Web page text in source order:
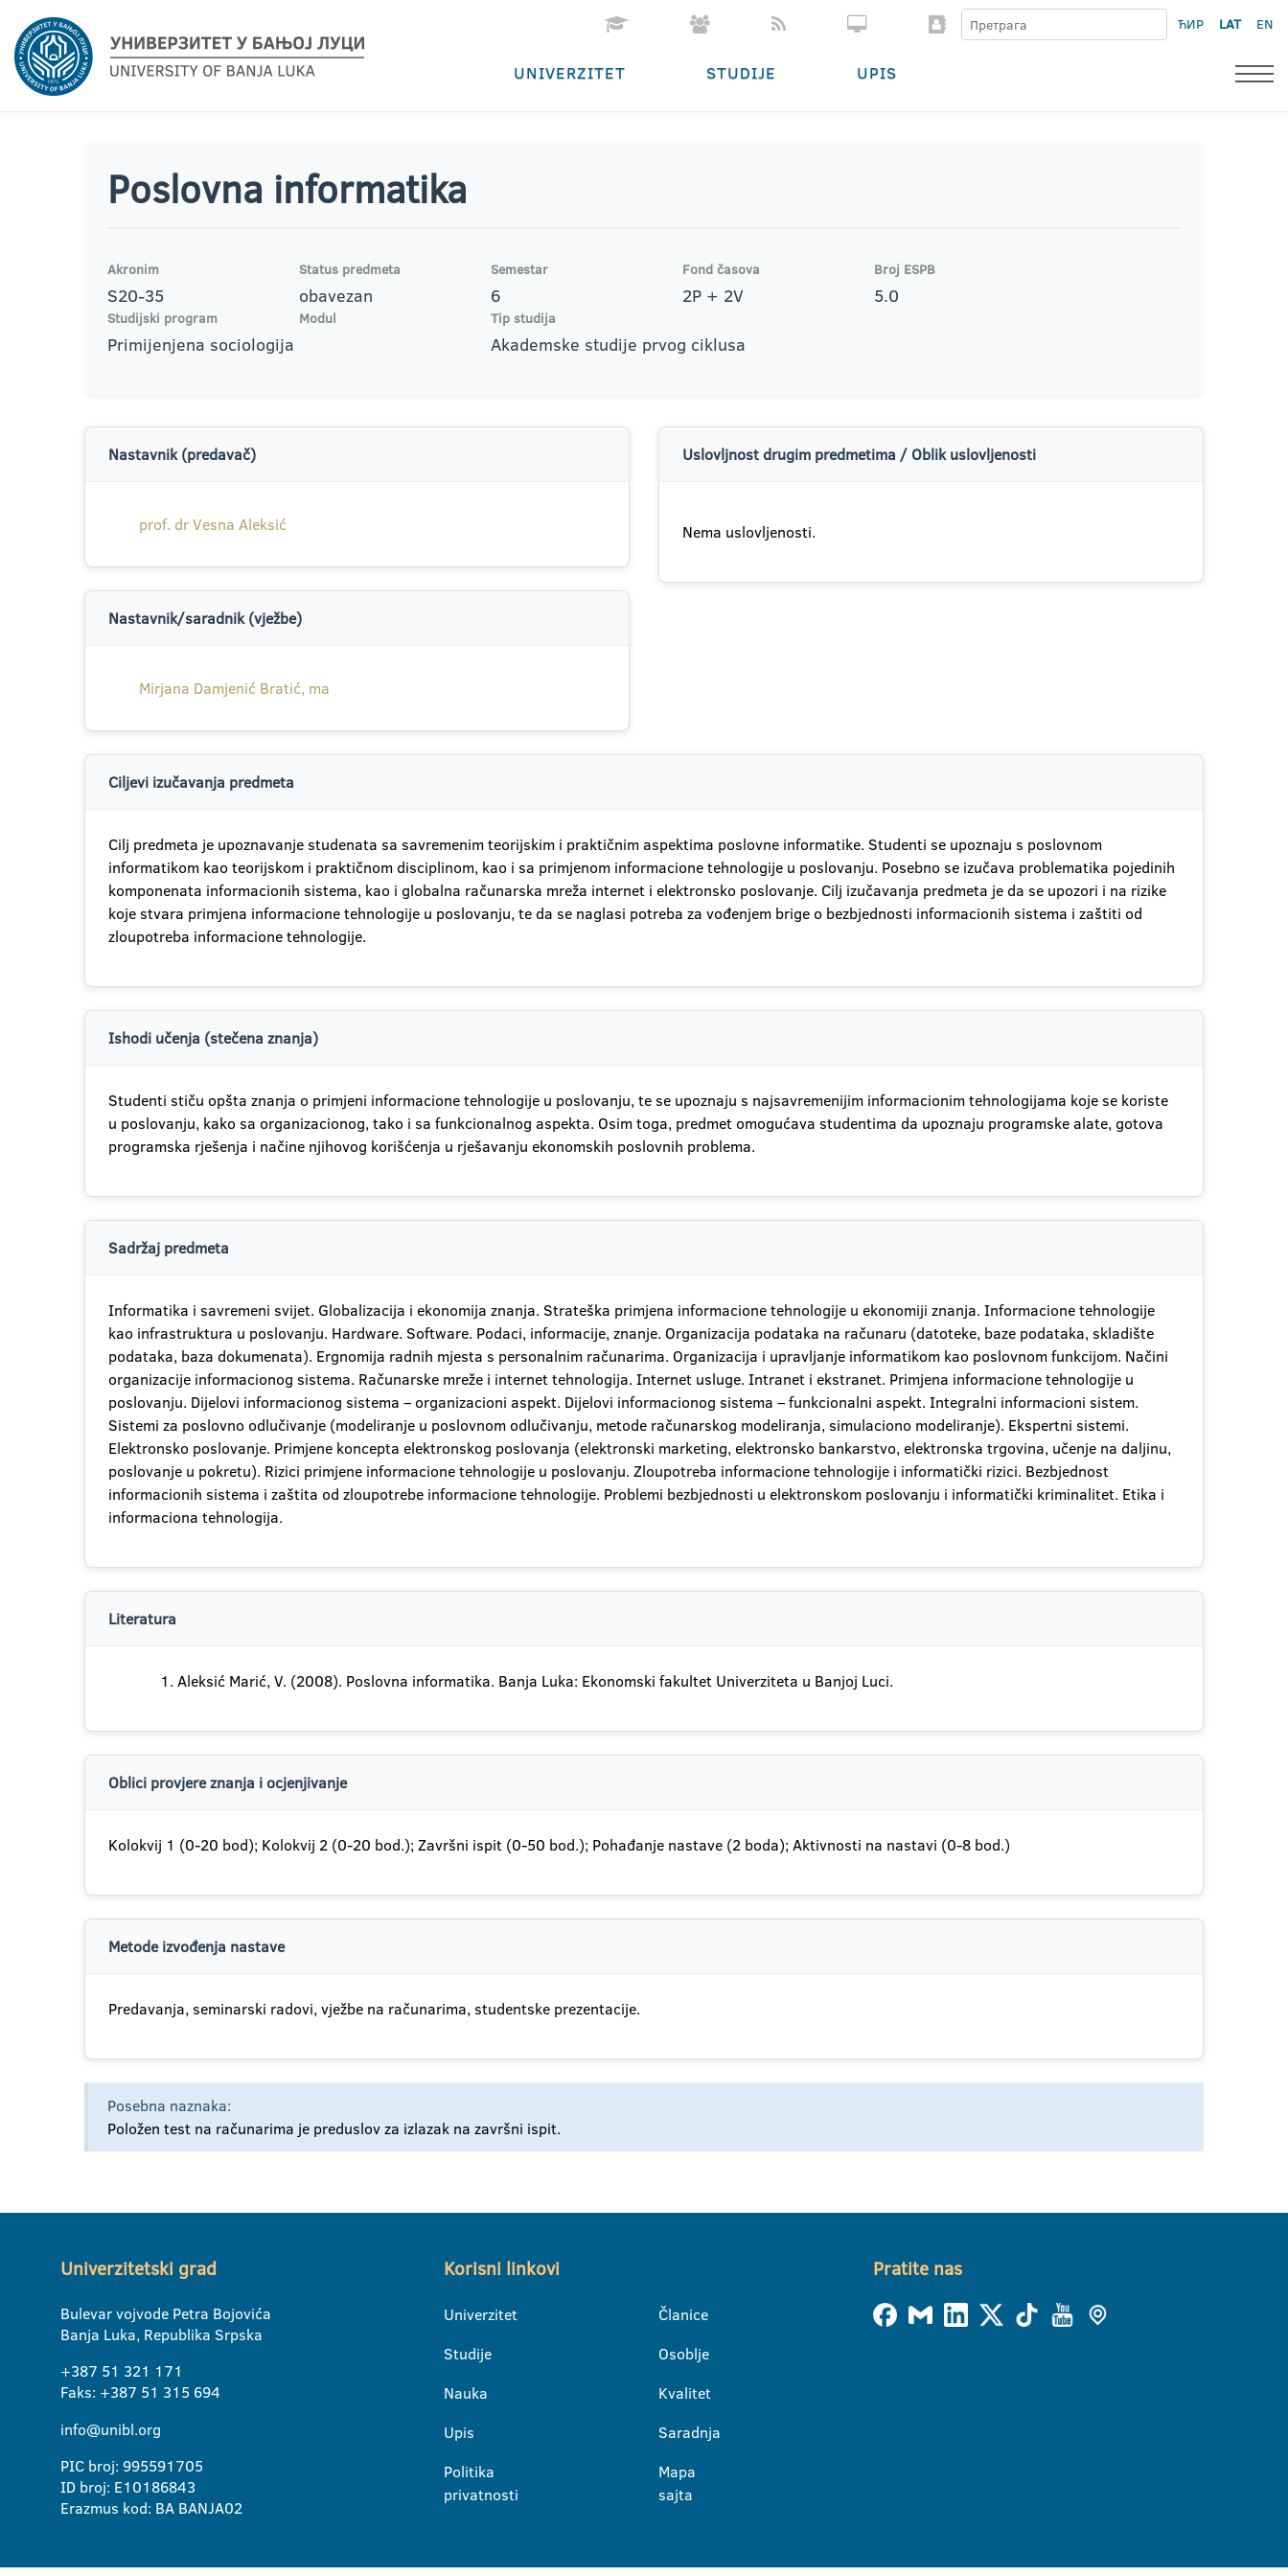
ЋИР LAT EN
UNIVERZITET STUDIJE UPIS
Poslovna informatika
Akronim
S20-35
Status predmeta
obavezan
Semestar
6
Fond časova
2P + 2V
Broj ESPB
5.0
Studijski program
Primijenjena sociologija
Modul Tip studija
Akademske studije prvog ciklusa
Nastavnik (predavač)
prof. dr Vesna Aleksić
Nastavnik/saradnik (vježbe)
Mirjana Damjenić Bratić, ma
Uslovljnost drugim predmetima / Oblik uslovljenosti
Nema uslovljenosti.
Ciljevi izučavanja predmeta
Cilj predmeta je upoznavanje studenata sa savremenim teorijskim i praktičnim aspektima poslovne informatike. Studenti se upoznaju s poslovnom
informatikom kao teorijskom i praktičnom disciplinom, kao i sa primjenom informacione tehnologije u poslovanju. Posebno se izučava problematika pojedinih
komponenata informacionih sistema, kao i globalna računarska mreža internet i elektronsko poslovanje. Cilj izučavanja predmeta je da se upozori i na rizike
koje stvara primjena informacione tehnologije u poslovanju, te da se naglasi potreba za vođenjem brige o bezbjednosti informacionih sistema i zaštiti od
zloupotreba informacione tehnologije.
Ishodi učenja (stečena znanja)
Studenti stiču opšta znanja o primjeni informacione tehnologije u poslovanju, te se upoznaju s najsavremenijim informacionim tehnologijama koje se koriste
u poslovanju, kako sa organizacionog, tako i sa funkcionalnog aspekta. Osim toga, predmet omogućava studentima da upoznaju programske alate, gotova
programska rješenja i načine njihovog korišćenja u rješavanju ekonomskih poslovnih problema.
Sadržaj predmeta
Informatika i savremeni svijet. Globalizacija i ekonomija znanja. Strateška primjena informacione tehnologije u ekonomiji znanja. Informacione tehnologije
kao infrastruktura u poslovanju. Hardware. Software. Podaci, informacije, znanje. Organizacija podataka na računaru (datoteke, baze podataka, skladište
podataka, baza dokumenata). Ergnomija radnih mjesta s personalnim računarima. Organizacija i upravljanje informatikom kao poslovnom funkcijom. Načini
organizacije informacionog sistema. Računarske mreže i internet tehnologija. Internet usluge. Intranet i ekstranet. Primjena informacione tehnologije u
poslovanju. Dijelovi informacionog sistema – organizacioni aspekt. Dijelovi informacionog sistema – funkcionalni aspekt. Integralni informacioni sistem.
Sistemi za poslovno odlučivanje (modeliranje u poslovnom odlučivanju, metode računarskog modeliranja, simulaciono modeliranje). Ekspertni sistemi.
Elektronsko poslovanje. Primjene koncepta elektronskog poslovanja (elektronski marketing, elektronsko bankarstvo, elektronska trgovina, učenje na daljinu,
poslovanje u pokretu). Rizici primjene informacione tehnologije u poslovanju. Zloupotreba informacione tehnologije i informatički rizici. Bezbjednost
informacionih sistema i zaštita od zloupotrebe informacione tehnologije. Problemi bezbjednosti u elektronskom poslovanju i informatički kriminalitet. Etika i
informaciona tehnologija.
Literatura
Aleksić Marić, V. (2008). Poslovna informatika. Banja Luka: Ekonomski fakultet Univerziteta u Banjoj Luci.
Oblici provjere znanja i ocjenjivanje
Kolokvij 1 (0-20 bod); Kolokvij 2 (0-20 bod.); Završni ispit (0-50 bod.); Pohađanje nastave (2 boda); Aktivnosti na nastavi (0-8 bod.)
Metode izvođenja nastave
Predavanja, seminarski radovi, vježbe na računarima, studentske prezentacije.
Posebna naznaka:
Položen test na računarima je preduslov za izlazak na završni ispit.
Univerzitetski grad
Bulevar vojvode Petra Bojovića
Banja Luka, Republika Srpska
+387 51 321 171
Faks: +387 51 315 694
info@unibl.org
PIC broj: 995591705
ID broj: E10186843
Erazmus kod: BA BANJA02
Korisni linkovi
Univerzitet
Studije
Nauka
Upis
Politika
privatnosti
Članice
Osoblje
Kvalitet
Saradnja
Mapa
sajta
Pratite nas